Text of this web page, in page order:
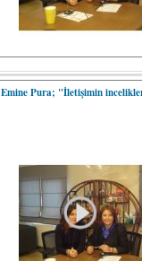
Emine Pura; "İletişimin